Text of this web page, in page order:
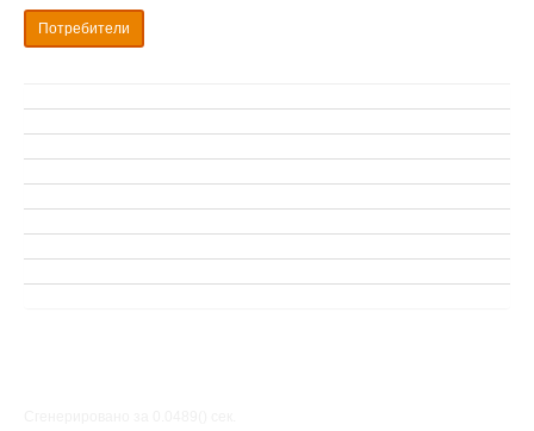
Потребители